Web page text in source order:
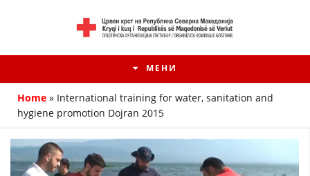
МЕНИ
Home » International training for water, sanitation and
hygiene promotion Dojran 2015